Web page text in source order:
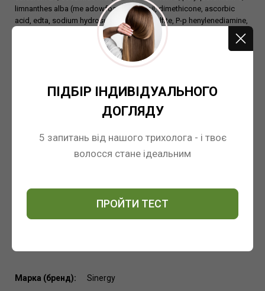
limnanthes alba (me adowfoam) seed oil, dimethicone, ascorbic
acid, edta, sodium hydrosulfite, sodium sulfite, P-p henylenediamine,
4- chlororesorcinol, M-aminophenol, 2-amino-4-
hydroxyethylaminoanisole sulfate, 2-me thylresorcinol,
parfum(fragrance), Alpha-isomethyl ionone, citronellol, eugenol,
Властивості:
Основа состоит из комплекса косметических препаратов,
тщательно отобранных, среди которых пенник луговой,
цвета, а также Полиакватемиум-6 – катионный полимер,
играющий существенную роль, дополняя обробку, защищая
крем-краски Sinergy Color.
Порада від Sinergy:
Марка (бренд):
Sinergy
ПІДБІР ІНДИВІДУАЛЬНОГО
ДОГЛЯДУ
5 запитань від нашого трихолога - і твоє
волосся стане ідеальним
ПРОЙТИ ТЕСТ